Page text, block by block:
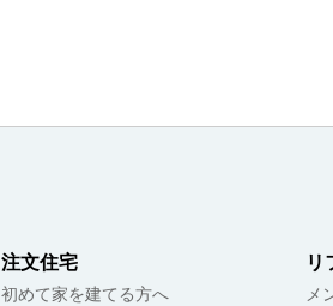
注文住宅
初めて家を建てる方へ
リ
メ